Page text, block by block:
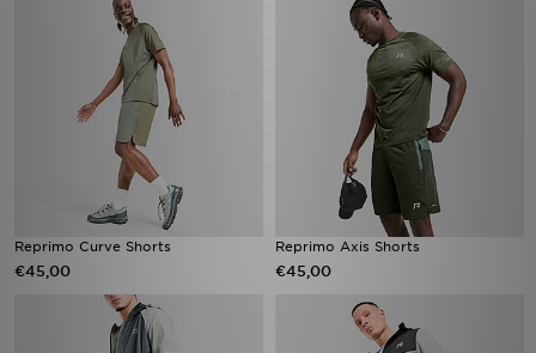
Reprimo Curve Shorts
€45,00
Reprimo Axis Shorts
€45,00